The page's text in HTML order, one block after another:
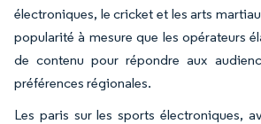
électroniques, le cricket et les arts
popularité à mesure que les opérateurs
de contenu pour répondre aux
préférences régionales.
Les paris sur les sports électroniques,